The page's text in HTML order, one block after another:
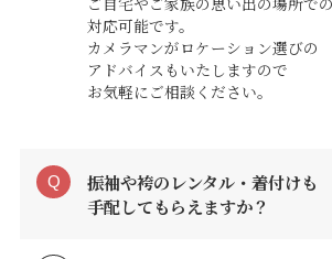
対応可能です。
カメラマンがロケーション選びの
アドバイスもいたしますので
お気軽にご相談ください。
振袖や袴のレンタル・着付けも
手配してもらえますか？